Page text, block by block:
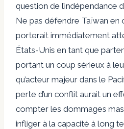
question de l’indépendance
Ne pas défendre Taïwan en
porterait immédiatement
États-Unis en tant que
portant un coup sérieux à
qu’acteur majeur dans le
perte d’un conflit aurait un
compter les dommages
infliger à la capacité à long